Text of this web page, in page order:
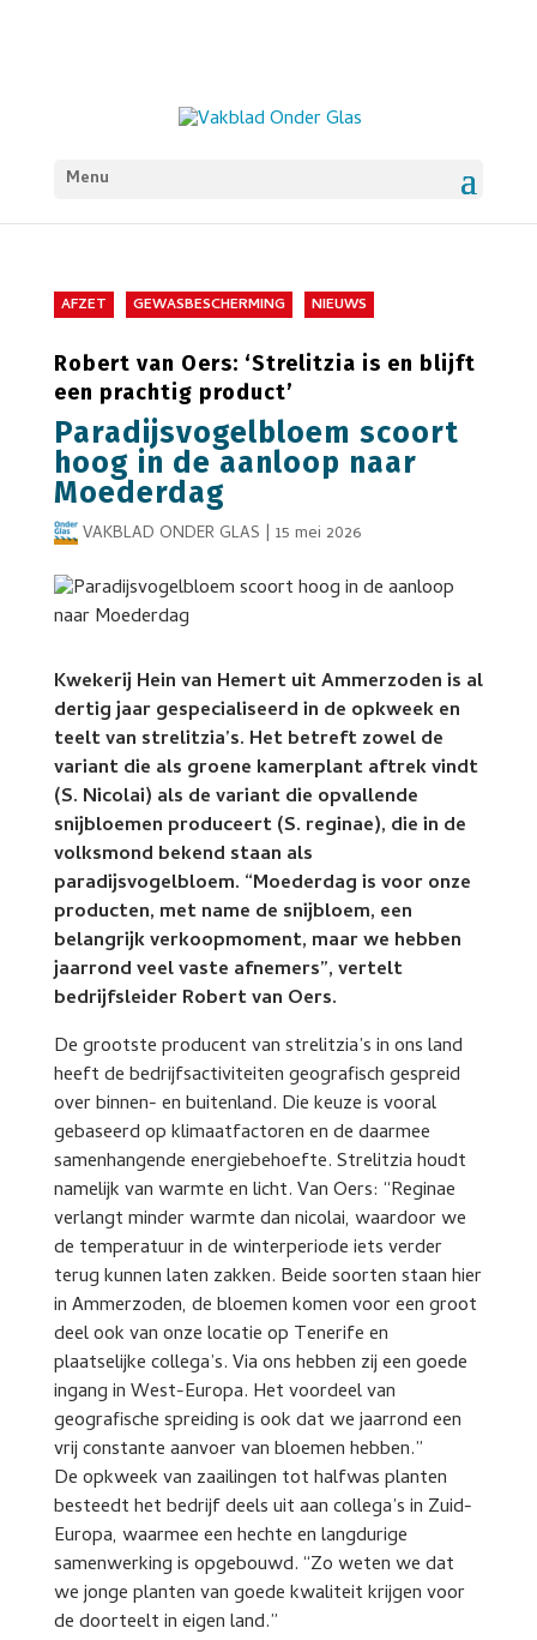
Menu
AFZET GEWASBESCHERMING NIEUWS
Robert van Oers: ‘Strelitzia is en blijft
een prachtig product’
Paradijsvogelbloem scoort
hoog in de aanloop naar
Moederdag
VAKBLAD ONDER GLAS | 15 mei 2026
Kwekerij Hein van Hemert uit Ammerzoden is al
dertig jaar gespecialiseerd in de opkweek en
teelt van strelitzia’s. Het betreft zowel de
variant die als groene kamerplant aftrek vindt
(S. Nicolai) als de variant die opvallende
snijbloemen produceert (S. reginae), die in de
volksmond bekend staan als
paradijsvogelbloem. “Moederdag is voor onze
producten, met name de snijbloem, een
belangrijk verkoopmoment, maar we hebben
jaarrond veel vaste afnemers”, vertelt
bedrijfsleider Robert van Oers.
De grootste producent van strelitzia’s in ons land
heeft de bedrijfsactiviteiten geografisch gespreid
over binnen- en buitenland. Die keuze is vooral
gebaseerd op klimaatfactoren en de daarmee
samenhangende energiebehoefte. Strelitzia houdt
namelijk van warmte en licht. Van Oers: “Reginae
verlangt minder warmte dan nicolai, waardoor we
de temperatuur in de winterperiode iets verder
terug kunnen laten zakken. Beide soorten staan hier
in Ammerzoden, de bloemen komen voor een groot
deel ook van onze locatie op Tenerife en
plaatselijke collega’s. Via ons hebben zij een goede
ingang in West-Europa. Het voordeel van
geografische spreiding is ook dat we jaarrond een
vrij constante aanvoer van bloemen hebben.”
De opkweek van zaailingen tot halfwas planten
besteedt het bedrijf deels uit aan collega’s in Zuid-
Europa, waarmee een hechte en langdurige
samenwerking is opgebouwd. “Zo weten we dat
we jonge planten van goede kwaliteit krijgen voor
de doorteelt in eigen land.”